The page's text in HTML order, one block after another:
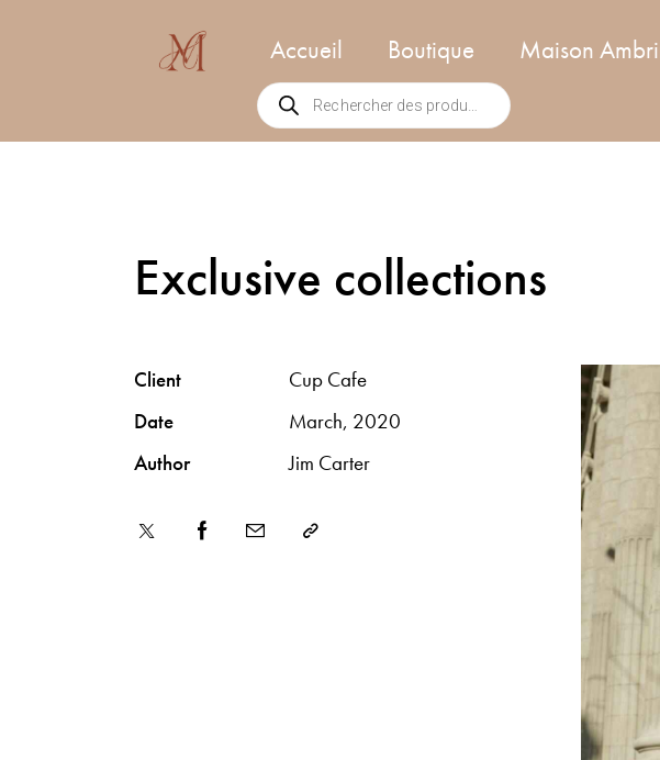
Accueil Boutique Maison
Exclusive collections
Client
Cup Cafe
Date
March, 2020
Author
Jim Carter